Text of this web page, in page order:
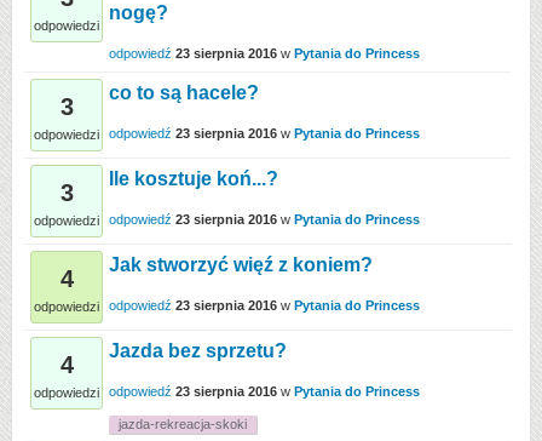
odpowiedzi
nogę?
odpowiedź 23 sierpnia 2016 w Pytania do Princess
3
odpowiedzi
co to są hacele?
odpowiedź 23 sierpnia 2016 w Pytania do Princess
3
odpowiedzi
Ile kosztuje koń...?
odpowiedź 23 sierpnia 2016 w Pytania do Princess
4
odpowiedzi
Jak stworzyć więź z koniem?
odpowiedź 23 sierpnia 2016 w Pytania do Princess
4
odpowiedzi
Jazda bez sprzetu?
odpowiedź 23 sierpnia 2016 w Pytania do Princess
jazda-rekreacja-skoki